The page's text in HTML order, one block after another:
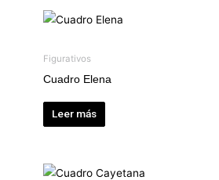
Figurativos
Cuadro Elena
Leer más